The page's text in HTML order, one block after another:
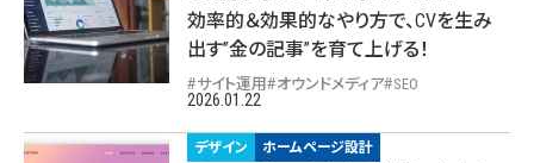
効率的＆効果的なやり方で、CVを生み
出す”金の記事”を育て上げる！
サイト運用 オウンドメディア SEO
2026.01.22
デザイン ホームページ設計